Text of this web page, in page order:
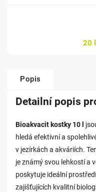
20
Popis
Detailní popis
Bioakvacit kostky 10 l
hledá efektivní a
v jezírkách a akváriích.
je známý svou lehkostí a
poskytuje ideální
zajišťujících kvalitní